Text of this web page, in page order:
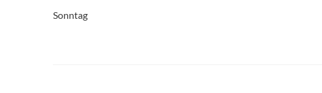
Sonntag